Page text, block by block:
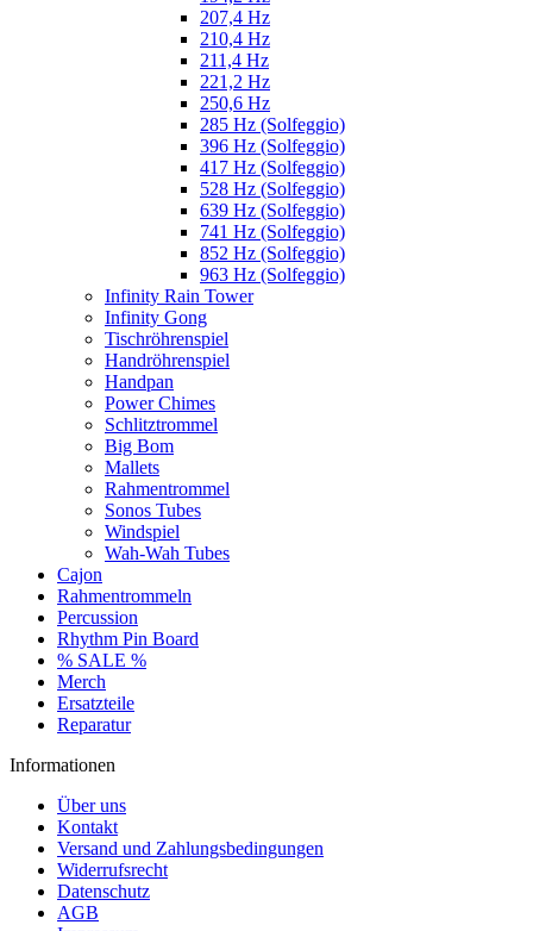
207,4 Hz
210,4 Hz
211,4 Hz
221,2 Hz
250,6 Hz
285 Hz (Solfeggio)
396 Hz (Solfeggio)
417 Hz (Solfeggio)
528 Hz (Solfeggio)
639 Hz (Solfeggio)
741 Hz (Solfeggio)
852 Hz (Solfeggio)
963 Hz (Solfeggio)
Infinity Rain Tower
Infinity Gong
Tischröhrenspiel
Handröhrenspiel
Handpan
Power Chimes
Schlitztrommel
Big Bom
Mallets
Rahmentrommel
Sonos Tubes
Windspiel
Wah-Wah Tubes
Cajon
Rahmentrommeln
Percussion
Rhythm Pin Board
% SALE %
Merch
Ersatzteile
Reparatur
Informationen
Über uns
Kontakt
Versand und Zahlungsbedingungen
Widerrufsrecht
Datenschutz
AGB